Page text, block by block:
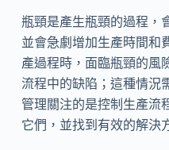
瓶頸是產生瓶頸的過程，
並會急劇增加生產時間和
產過程時，面臨瓶頸的風
流程中的缺陷；這種情況
管理關注的是控制生產流
它們，並找到有效的解決